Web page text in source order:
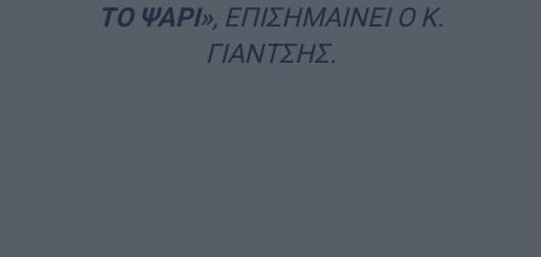
ΤΟ ΨΑΡΙ», ΕΠΙΣΗΜΑΙΝΕΙ Ο Κ.
ΓΙΑΝΤΣΗΣ.